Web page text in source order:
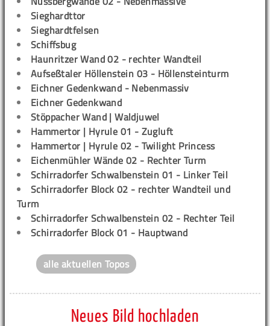
Sieghardttor
Sieghardtfelsen
Schiffsbug
Haunritzer Wand 02 - rechter Wandteil
Aufseßtaler Höllenstein 03 - Höllensteinturm
Eichner Gedenkwand - Nebenmassiv
Eichner Gedenkwand
Stöppacher Wand | Waldjuwel
Hammertor | Hyrule 01 - Zugluft
Hammertor | Hyrule 02 - Twilight Princess
Eichenmühler Wände 02 - Rechter Turm
Schirradorfer Schwalbenstein 01 - Linker Teil
Schirradorfer Block 02 - rechter Wandteil und
Turm
Schirradorfer Schwalbenstein 02 - Rechter Teil
Schirradorfer Block 01 - Hauptwand
alle aktuellen Topos
Neues Bild hochladen